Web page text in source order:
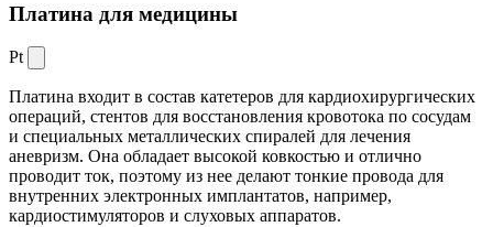
Платина для медицины
Pt
Платина входит в состав катетеров для кардиохирургических
операций, стентов для восстановления кровотока по сосудам
и специальных металлических спиралей для лечения
аневризм. Она обладает высокой ковкостью и отлично
проводит ток, поэтому из нее делают тонкие провода для
внутренних электронных имплантатов, например,
кардиостимуляторов и слуховых аппаратов.